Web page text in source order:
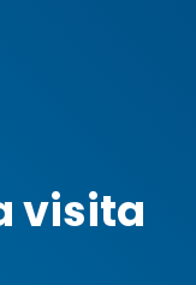
visita